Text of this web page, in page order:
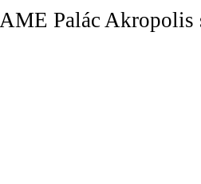
Palác Akropolis